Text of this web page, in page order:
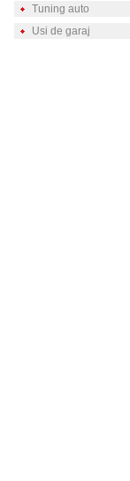
Tuning auto
Usi de garaj